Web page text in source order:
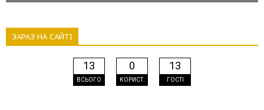
ЗАРАЗ НА САЙТІ
13
ВСЬОГО
0
КОРИСТ.
13
ГОСТІ